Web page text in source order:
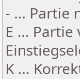
- ... Partie
E ...
K ...